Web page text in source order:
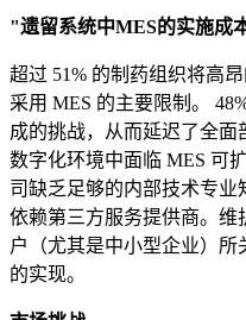
"遗留系统中MES的实施成
超过 51% 的制药组织将高
采用 MES 的主要限制。
成的挑战，从而延迟了全面
数字化环境中面临 MES 可
司缺乏足够的内部技术专业
依赖第三方服务提供商。维
户（尤其是中小型企业）
的实现。